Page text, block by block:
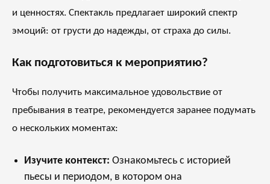
и ценностях. Спектакль предлагает широкий спектр
эмоций: от грусти до надежды, от страха до силы.
Как подготовиться к мероприятию?
Чтобы получить максимальное удовольствие от
пребывания в театре, рекомендуется заранее подумать
о нескольких моментах:
Изучите контекст: Ознакомьтесь с историей
пьесы и периодом, в котором она